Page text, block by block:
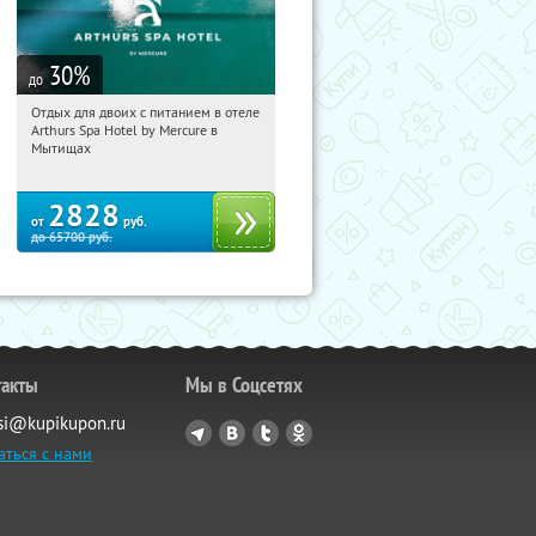
до 30%
23:32:44
Купи первым!
Московская обл., г. Мытищи, д.
Отдых для двоих с питанием в отеле
Arthurs Spa Hotel by Mercure в
Мытищах
от 2828 руб.
до65700руб.
с нами
Мы в Соцсетях